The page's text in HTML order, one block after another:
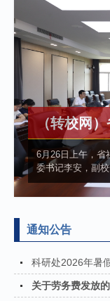
（转校网
6月26日上午，省
委书记李安，副
通知公告
科研处2026年暑
关于劳务费发放